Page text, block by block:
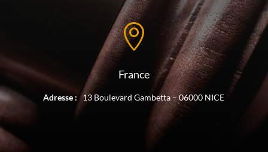

France
Adresse :13 Boulevard Gambetta – 06000 NICE